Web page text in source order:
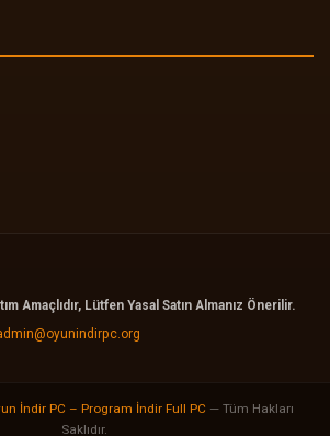
Amaçlıdır, Lütfen Yasal Satın Almanız Önerilir.
İndir PC – Program İndir Full PC — Tüm Hakları
Saklıdır.